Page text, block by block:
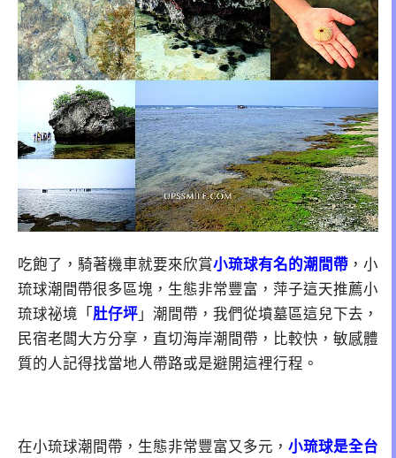
吃飽了，騎著機車就要來欣賞小琉球有名的潮間帶 ，小
琉球潮間帶很多區塊，生態非常豐富，萍子這天推薦小
琉球祕境「 肚仔坪 」潮間帶，我們從墳墓區這兒下去，
民宿老闆大方分享，直切海岸潮間帶，比較快，敏感體
質的人記得找當地人帶路或是避開這裡行程。
在小琉球潮間帶，生態非常豐富又多元， 小琉球是全台